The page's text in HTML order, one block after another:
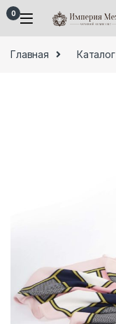
Skip to navigation
Skip to content
0
Главная Каталог